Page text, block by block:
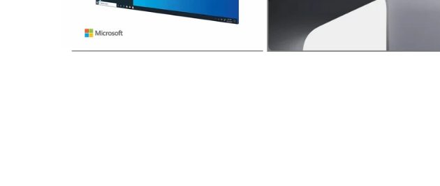
Office 2019 Professional Plus
Office 2021 Professional Plus
Project Professional 2016